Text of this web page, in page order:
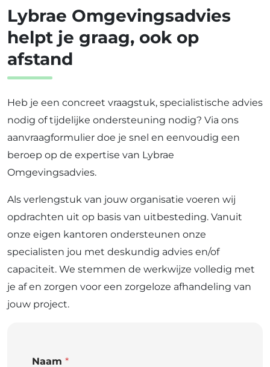
Lybrae Omgevingsadvies
helpt je graag, ook op
afstand
Heb je een concreet vraagstuk, specialistische advies
nodig of tijdelijke ondersteuning nodig? Via ons
aanvraagformulier doe je snel en eenvoudig een
beroep op de expertise van Lybrae
Omgevingsadvies.
Als verlengstuk van jouw organisatie voeren wij
opdrachten uit op basis van uitbesteding. Vanuit
onze eigen kantoren ondersteunen onze
specialisten jou met deskundig advies en/of
capaciteit. We stemmen de werkwijze volledig met
je af en zorgen voor een zorgeloze afhandeling van
jouw project.
Naam *